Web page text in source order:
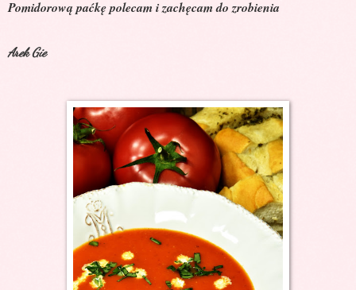
Pomidorową paćkę polecam i zachęcam do zrobienia
Arek Gie